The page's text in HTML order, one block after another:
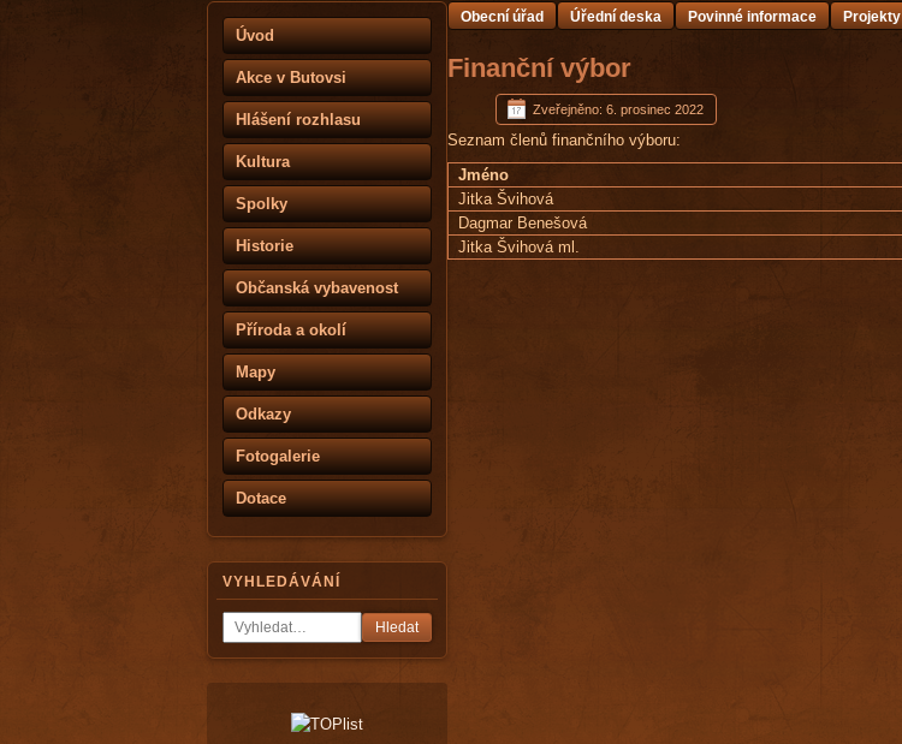
Úvod
Akce v Butovsi
Hlášení rozhlasu
Kultura
Spolky
Historie
Občanská vybavenost
Příroda a okolí
Mapy
Odkazy
Fotogalerie
Dotace
VYHLEDÁVÁNÍ
Hledat
Obecní úřad Úřední deska Povinné informace Projekty
Finanční výbor
Zveřejněno: 6. prosinec 2022
Seznam členů finančního výboru:
Jméno
Jitka Švihová
Dagmar Benešová
Jitka Švihová ml.